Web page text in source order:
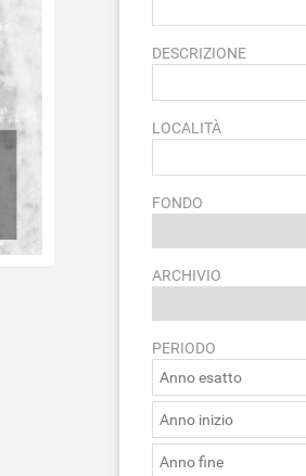
DESCRIZIONE
LOCALITÀ
FONDO
ARCHIVIO
PERIODO